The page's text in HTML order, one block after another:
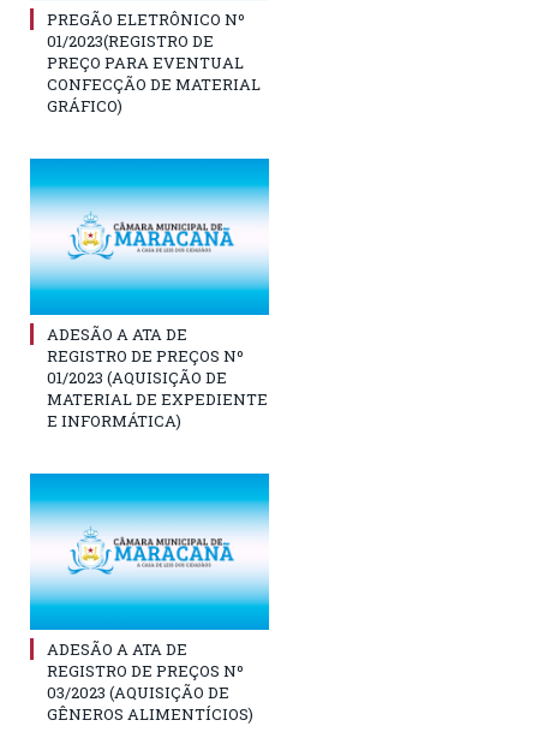
PREGÃO ELETRÔNICO Nº
01/2023(REGISTRO DE
PREÇO PARA EVENTUAL
CONFECÇÃO DE MATERIAL
GRÁFICO)
ADESÃO A ATA DE
REGISTRO DE PREÇOS Nº
01/2023 (AQUISIÇÃO DE
MATERIAL DE EXPEDIENTE
E INFORMÁTICA)
ADESÃO A ATA DE
REGISTRO DE PREÇOS Nº
03/2023 (AQUISIÇÃO DE
GÊNEROS ALIMENTÍCIOS)